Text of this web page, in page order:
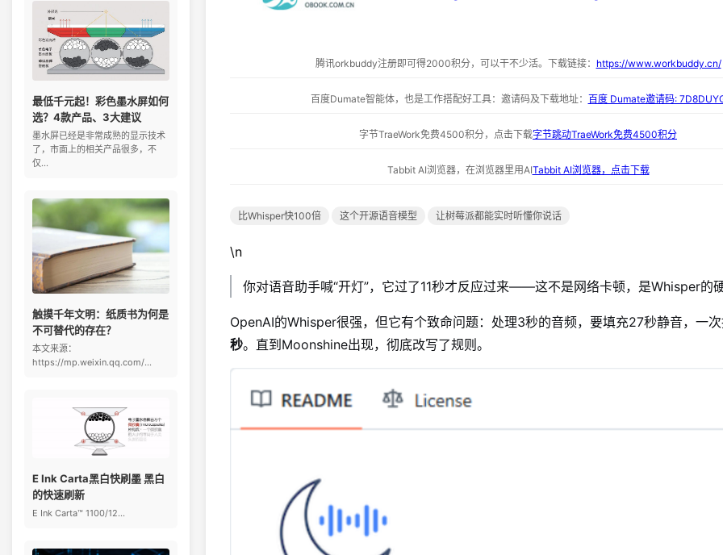
最低千元起！彩色墨水屏如何
选？4款产品、3大建议
墨水屏已经是非常成熟的显示技术
了，市面上的相关产品很多，不
仅...
触摸千年文明：纸质书为何是
不可替代的存在？
本文来源：
https://mp.weixin.qq.com/...
E Ink Carta黑白快刷墨 黑白
的快速刷新
E Ink Carta™ 1100/12...
腾讯orkbuddy注册即可得2000积分，可以干不少活。下载链接： https://www.workbuddy.cn/
百度Dumate智能体，也是工作搭配好工具：邀请码及下载地址： 百度 Dumate邀请码:
字节TraeWork免费4500积分，点击下载字节跳动TraeWork免费4500积分
Tabbit AI浏览器，在浏览器里用AITabbit AI浏览器，点击下载
比Whisper快100倍 这个开源语音模型 让树莓派都能实时听懂你说话
\n
你对语音助手喊“开灯”，它过了11秒才反应过来——这不是网络卡顿，是Whisper的
OpenAI的Whisper很强，但它有个致命问题：处理3秒的音频，要填充27秒静音，一
秒。直到Moonshine出现，彻底改写了规则。